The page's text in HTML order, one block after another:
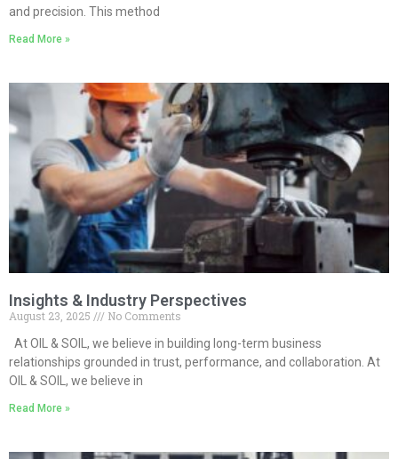
and precision. This method
Read More »
Insights & Industry Perspectives
August 23, 2025
No Comments
At OIL & SOIL, we believe in building long-term business
relationships grounded in trust, performance, and collaboration. At
OIL & SOIL, we believe in
Read More »